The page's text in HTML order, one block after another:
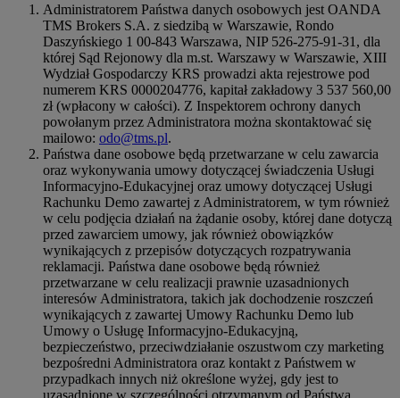
Administratorem Państwa danych osobowych jest OANDA
TMS Brokers S.A. z siedzibą w Warszawie, Rondo
Daszyńskiego 1 00-843 Warszawa, NIP 526-275-91-31, dla
której Sąd Rejonowy dla m.st. Warszawy w Warszawie, XIII
Wydział Gospodarczy KRS prowadzi akta rejestrowe pod
numerem KRS 0000204776, kapitał zakładowy 3 537 560,00
zł (wpłacony w całości). Z Inspektorem ochrony danych
powołanym przez Administratora można skontaktować się
mailowo: odo@tms.pl.
Państwa dane osobowe będą przetwarzane w celu zawarcia
oraz wykonywania umowy dotyczącej świadczenia Usługi
Informacyjno-Edukacyjnej oraz umowy dotyczącej Usługi
Rachunku Demo zawartej z Administratorem, w tym również
w celu podjęcia działań na żądanie osoby, której dane dotyczą
przed zawarciem umowy, jak również obowiązków
wynikających z przepisów dotyczących rozpatrywania
reklamacji. Państwa dane osobowe będą również
przetwarzane w celu realizacji prawnie uzasadnionych
interesów Administratora, takich jak dochodzenie roszczeń
wynikających z zawartej Umowy Rachunku Demo lub
Umowy o Usługę Informacyjno-Edukacyjną,
bezpieczeństwo, przeciwdziałanie oszustwom czy marketing
bezpośredni Administratora oraz kontakt z Państwem w
przypadkach innych niż określone wyżej, gdy jest to
uzasadnione w szczególności otrzymanym od Państwa